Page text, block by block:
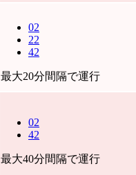
02
22
42
最大20分間隔で運行
02
42
最大40分間隔で運行